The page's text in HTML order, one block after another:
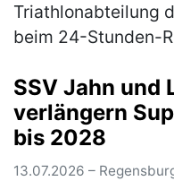
Triathlonabteilung
beim 24-Stunden-
getreten. Für den
SSV Jahn und
verlängern
bis 2028
13.07.2026 –